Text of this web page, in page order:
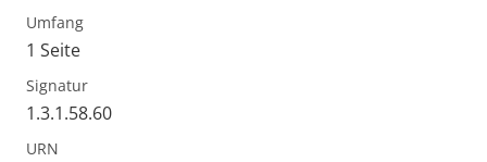
Umfang
1 Seite
Signatur
1.3.1.58.60
URN